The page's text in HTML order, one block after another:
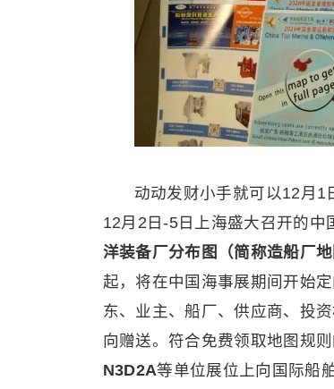
动动发财小手就可以12月
12月2日-5日上海盛大召开的
洋装备厂分布图（简称造船厂地
起，将在中国海事展期间开始
东、业主、船厂、供应商、投
向赠送。符合免费领取地图规
N3D2A等单位展位上向国际船